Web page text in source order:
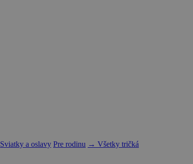
Sviatky a oslavy Pre rodinu → Všetky tričká